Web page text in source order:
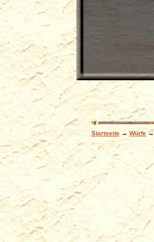
Startseite → Würfe→